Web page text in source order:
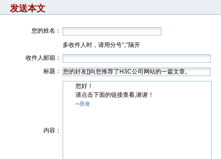
发送本文
您的姓名：
多收件人时，请用分号";"隔开
收件人邮箱：
标题：
内容：
您好！
请点击下面的链接查看,谢谢！
--唇膏